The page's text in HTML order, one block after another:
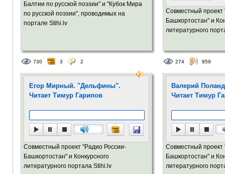
Балтии по русской поэзии" и "Кубок Мира
по русской поэзии", проводимых на
портале Stihi.lv
730 3 2
Совместный проект
Башкортостан" и
литературного
274 859
Егор Мирный. "Дельфины".
Читает Тимур Гарипов
Совместный проект "Радио России-
Башкортостан" и Конкурсного
литературного портала Stihi.lv
Валерий
Читает Тимур
Совместный проект
Башкортостан" и
литературного